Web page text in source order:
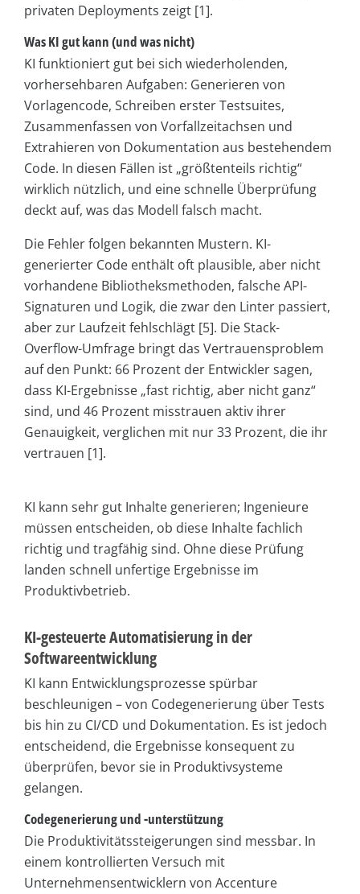
privaten Deployments zeigt [1].
Was KI gut kann (und was nicht)
KI funktioniert gut bei sich wiederholenden,
vorhersehbaren Aufgaben: Generieren von
Vorlagencode, Schreiben erster Testsuites,
Zusammenfassen von Vorfallzeitachsen und
Extrahieren von Dokumentation aus bestehendem
Code. In diesen Fällen ist „größtenteils richtig“
wirklich nützlich, und eine schnelle Überprüfung
deckt auf, was das Modell falsch macht.
Die Fehler folgen bekannten Mustern. KI-
generierter Code enthält oft plausible, aber nicht
vorhandene Bibliotheksmethoden, falsche API-
Signaturen und Logik, die zwar den Linter passiert,
aber zur Laufzeit fehlschlägt [5]. Die Stack-
Overflow-Umfrage bringt das Vertrauensproblem
auf den Punkt: 66 Prozent der Entwickler sagen,
dass KI-Ergebnisse „fast richtig, aber nicht ganz“
sind, und 46 Prozent misstrauen aktiv ihrer
Genauigkeit, verglichen mit nur 33 Prozent, die ihr
vertrauen [1].
KI kann sehr gut Inhalte generieren; Ingenieure
müssen entscheiden, ob diese Inhalte fachlich
richtig und tragfähig sind. Ohne diese Prüfung
landen schnell unfertige Ergebnisse im
Produktivbetrieb.
KI-gesteuerte Automatisierung in der
Softwareentwicklung
KI kann Entwicklungsprozesse spürbar
beschleunigen – von Codegenerierung über Tests
bis hin zu CI/CD und Dokumentation. Es ist jedoch
entscheidend, die Ergebnisse konsequent zu
überprüfen, bevor sie in Produktivsysteme
gelangen.
Codegenerierung und -unterstützung
Die Produktivitätssteigerungen sind messbar. In
einem kontrollierten Versuch mit
Unternehmensentwicklern von Accenture